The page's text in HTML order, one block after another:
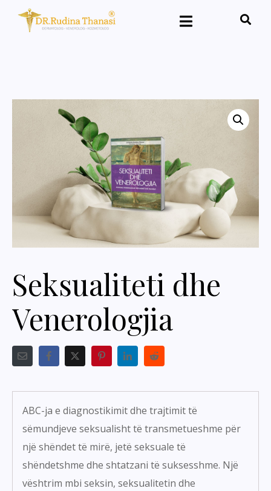
Seksualiteti dhe
Venerologjia
ABC-ja e diagnostikimit dhe trajtimit të
sëmundjeve seksualisht të transmetueshme për
një shëndet të mirë, jetë seksuale të
shëndetshme dhe shtatzani të suksesshme. Një
vështrim mbi seksin, seksualitetin dhe